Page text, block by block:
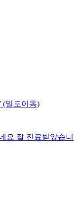
(일도이동)
요 잘 진료받았습니